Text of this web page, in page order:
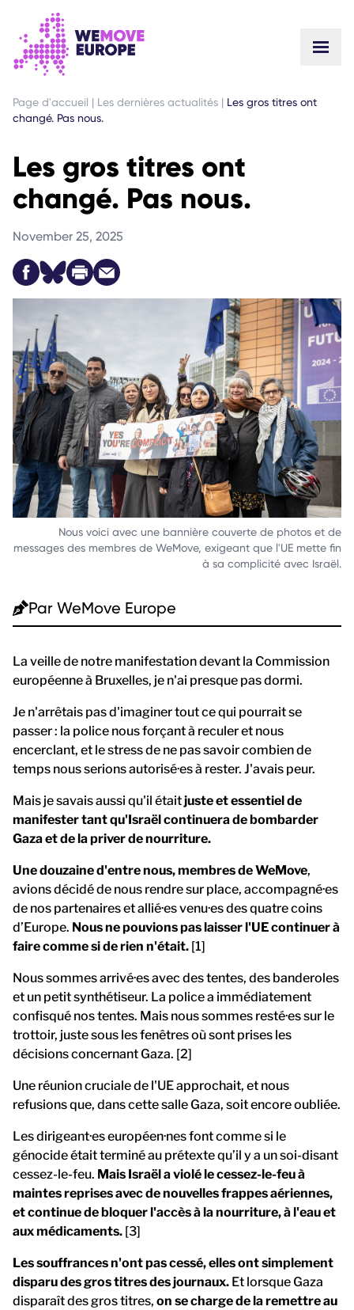
ALLER AU CONTENU PRINCIPAL
PASSER À LA NAVIGATION EN PIED DE PAGE
Page d'accueil | Les dernières actualités | Les gros titres ont
changé. Pas nous.
Les gros titres ont
changé. Pas nous.
November 25, 2025
Nous voici avec une bannière couverte de photos et de
messages des membres de WeMove, exigeant que l'UE mette fin
à sa complicité avec Israël.
Par WeMove Europe
La veille de notre manifestation devant la Commission
européenne à Bruxelles, je n'ai presque pas dormi.
Je n'arrêtais pas d'imaginer tout ce qui pourrait se
passer : la police nous forçant à reculer et nous
encerclant, et le stress de ne pas savoir combien de
temps nous serions autorisé·es à rester. J'avais peur.
Mais je savais aussi qu'il était juste et essentiel de
manifester tant qu'Israël continuera de bombarder
Gaza et de la priver de nourriture.
Une douzaine d'entre nous, membres de WeMove,
avions décidé de nous rendre sur place, accompagné·es
de nos partenaires et allié·es venu·es des quatre coins
d’Europe. Nous ne pouvions pas laisser l'UE continuer à
faire comme si de rien n'était. [1]
Nous sommes arrivé·es avec des tentes, des banderoles
et un petit synthétiseur. La police a immédiatement
confisqué nos tentes. Mais nous sommes resté·es sur le
trottoir, juste sous les fenêtres où sont prises les
décisions concernant Gaza. [2]
Une réunion cruciale de l'UE approchait, et nous
refusions que, dans cette salle Gaza, soit encore oubliée.
Les dirigeant·es européen·nes font comme si le
génocide était terminé au prétexte qu’il y a un soi-disant
cessez-le-feu. Mais Israël a violé le cessez-le-feu à
maintes reprises avec de nouvelles frappes aériennes,
et continue de bloquer l'accès à la nourriture, à l'eau et
aux médicaments. [3]
Les souffrances n'ont pas cessé, elles ont simplement
disparu des gros titres des journaux. Et lorsque Gaza
disparaît des gros titres, on se charge de la remettre au